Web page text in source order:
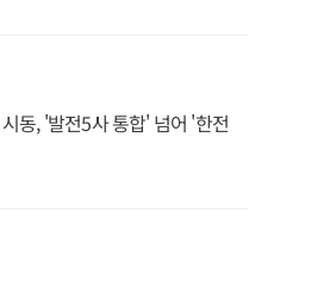
동, '발전5사 통합' 넘어 '한전